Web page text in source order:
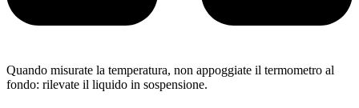
Quando misurate la temperatura, non appoggiate il termometro al
fondo: rilevate il liquido in sospensione.